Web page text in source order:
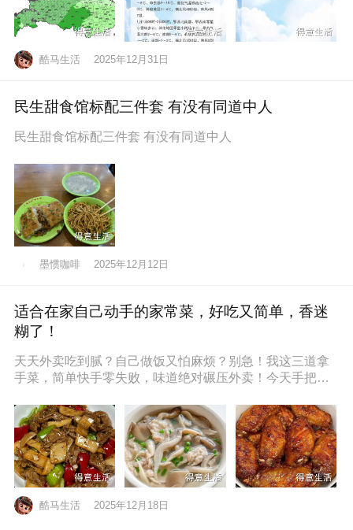
酷马生活 2025年12月31日
民生甜食馆标配三件套 有没有同道中人
民生甜食馆标配三件套 有没有同道中人
墨惯咖啡 2025年12月12日
适合在家自己动手的家常菜，好吃又简单，香迷
糊了！
天天外卖吃到腻？自己做饭又怕麻烦？别急！我这三道拿
手菜，简单快手零失败，味道绝对碾压外卖！今天手把手
酷马生活 2025年12月18日